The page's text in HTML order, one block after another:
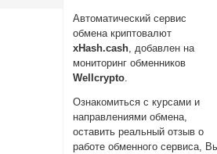
Автоматический сервис
обмена криптовалют
xHash.cash , добавлен на
мониторинг обменников
Wellcrypto
Ознакомиться с курсами и
направлениями обмена,
оставить реальный отзыв о
работе обменного сервиса,